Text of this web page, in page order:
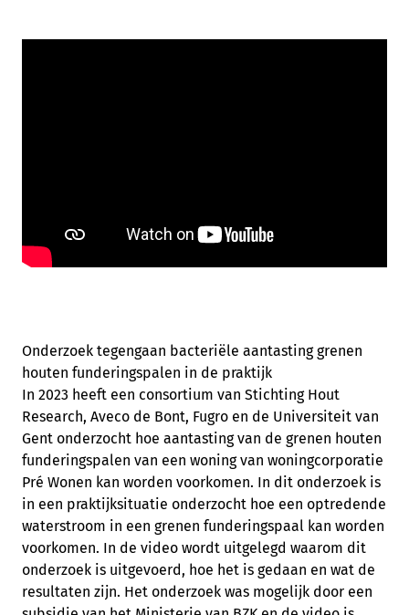
Onderzoek tegengaan bacteriële aantasting grenen
houten funderingspalen in de praktijk
In 2023 heeft een consortium van Stichting Hout
Research, Aveco de Bont, Fugro en de Universiteit van
Gent onderzocht hoe aantasting van de grenen houten
funderingspalen van een woning van woningcorporatie
Pré Wonen kan worden voorkomen. In dit onderzoek is
in een praktijksituatie onderzocht hoe een optredende
waterstroom in een grenen funderingspaal kan worden
voorkomen. In de video wordt uitgelegd waarom dit
onderzoek is uitgevoerd, hoe het is gedaan en wat de
resultaten zijn. Het onderzoek was mogelijk door een